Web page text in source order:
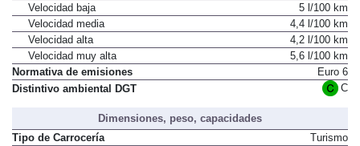
Velocidad baja
5 l/100 km
Velocidad media
4,4 l/100 km
Velocidad alta
4,2 l/100 km
Velocidad muy alta
5,6 l/100 km
Normativa de emisiones
Euro 6
Distintivo ambiental DGT
C
Dimensiones, peso, capacidades
Tipo de Carrocería
Turismo